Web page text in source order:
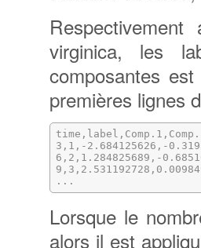
virginica, les
composantes
premières lignes
3,1,-2.684125626,-
6,2,1.284825689,-
...
Lorsque le
alors il est